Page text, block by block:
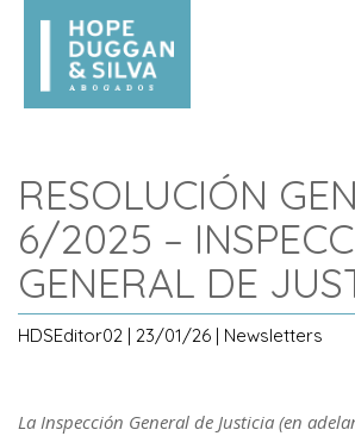
RESOLUCIÓN
6/2025 –
GENERAL DE
HDSEditor02 | 23/01/26 | Newsletters
La Inspección General de Justicia (en